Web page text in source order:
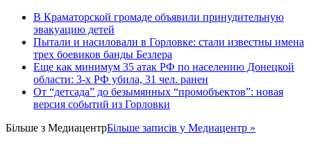
В Краматорской громаде объявили принудительную
эвакуацию детей
Пытали и насиловали в Горловке: стали известны имена
трех боевиков банды Безлера
Еще как минимум 35 атак РФ по населению Донецкой
области: 3-х РФ убила, 31 чел. ранен
От “детсада” до безымянных “промобъектов”: новая
версия событий из Горловки
Більше з МедиацентрБільше записів у Медиацентр »